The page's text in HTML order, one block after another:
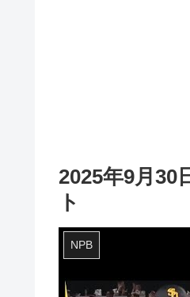
2025年9月30
ト
NPB